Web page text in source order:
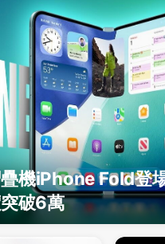
機iPhone Fold登
破6萬